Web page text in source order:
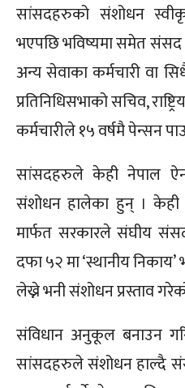
सांसदहरुको संशोधन
भएपछि भविष्यमा समेत
अन्य सेवाका कर्मचारी वा
प्रतिनिधिसभाको सचिव,
कर्मचारीले १५ वर्षमै पेन्सन
सांसदहरुले केही नेपाल
संशोधन हालेका हुन् ।
मार्फत सरकारले संघीय
दफा ५२ मा ‘स्थानीय निकाय’
लेख्ने भनी संशोधन प्रस्ताव
संविधान अनुकूल बनाउन
सांसदहरुले संशोधन हाल्दै